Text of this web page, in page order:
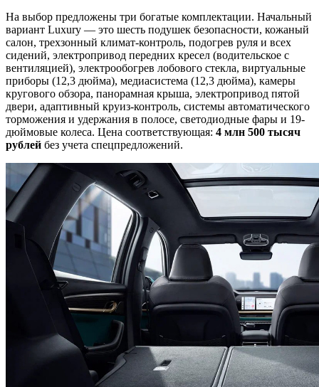
На выбор предложены три богатые комплектации. Начальный
вариант Luxury — это шесть подушек безопасности, кожаный
салон, трехзонный климат-контроль, подогрев руля и всех
сидений, электропривод передних кресел (водительское с
вентиляцией), электрообогрев лобового стекла, виртуальные
приборы (12,3 дюйма), медиасистема (12,3 дюйма), камеры
кругового обзора, панорамная крыша, электропривод пятой
двери, адаптивный круиз-контроль, системы автоматического
торможения и удержания в полосе, светодиодные фары и 19-
дюймовые колеса. Цена соответствующая: 4 млн 500 тысяч
рублей без учета спецпредложений.